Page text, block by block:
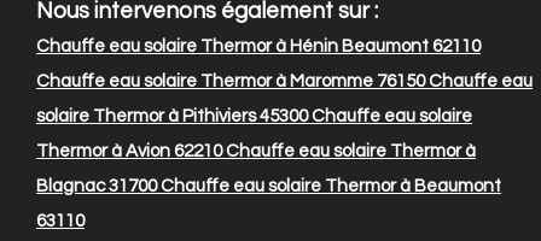
Nous intervenons également sur :
Chauffe eau solaire Thermor à Hénin Beaumont 62110
Chauffe eau solaire Thermor à Maromme 76150Chauffe eau
solaire Thermor à Pithiviers 45300Chauffe eau solaire
Thermor à Avion 62210Chauffe eau solaire Thermor à
Blagnac 31700Chauffe eau solaire Thermor à Beaumont
63110